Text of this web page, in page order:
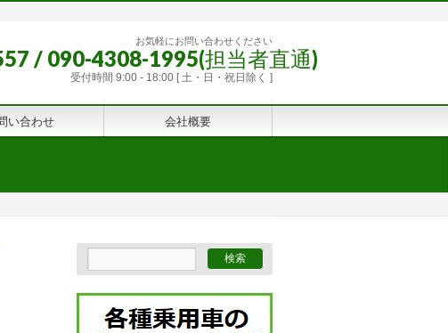
お気軽にお問い合わせください
/ 090-4308-1995(担当者直通)
受付時間 9:00 - 18:00 [ 土・日・祝日除く ]
い合わせ 会社概要